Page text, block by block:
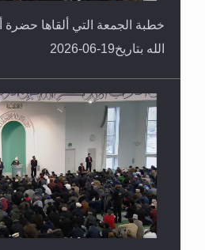
خطبة الجمعة التي ألقاها حضرة
الله بتاريخ19-06-2026